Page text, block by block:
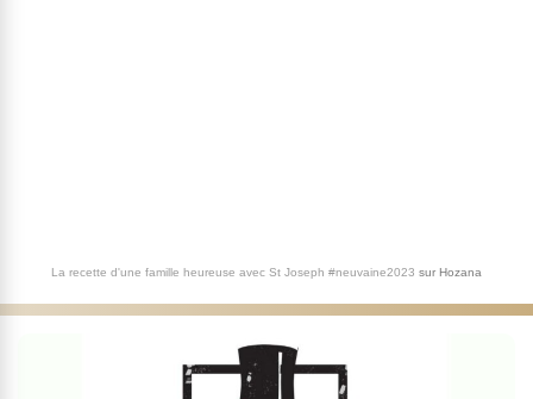
La recette d'une famille heureuse avec St Joseph #neuvaine2023 sur Hozana